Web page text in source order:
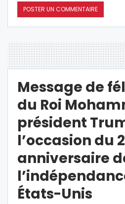
Message de
du Roi
président
l’occasion du
anniversaire
États-Unis